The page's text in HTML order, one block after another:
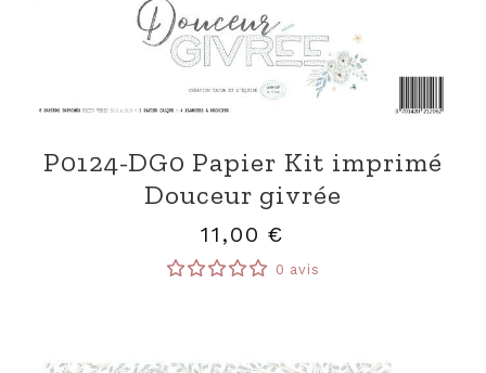
P0124-DG0 Papier Kit imprimé
Douceur givrée
11,00 €
0 avis